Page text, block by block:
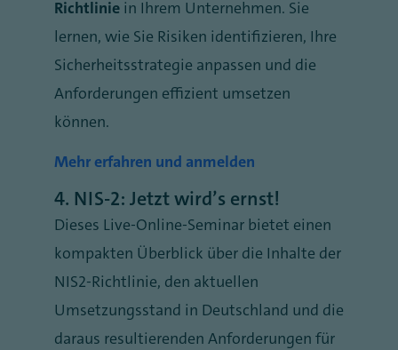
Richtlinie in Ihrem Unternehmen. Sie
lernen, wie Sie Risiken identifizieren, Ihre
Sicherheitsstrategie anpassen und die
Anforderungen effizient umsetzen
können.
Mehr erfahren und anmelden
4. NIS-2: Jetzt wird’s ernst!
Dieses Live-Online-Seminar bietet einen
kompakten Überblick über die Inhalte der
NIS2-Richtlinie, den aktuellen
Umsetzungsstand in Deutschland und die
daraus resultierenden Anforderungen für